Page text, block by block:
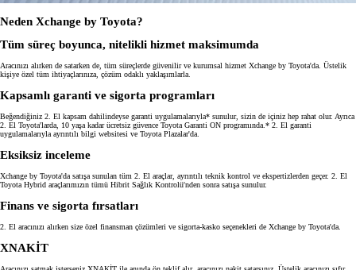
Neden Xchange by Toyota?
Tüm süreç boyunca, nitelikli hizmet maksimumda
Aracınızı alırken de satarken de, tüm süreçlerde güvenilir ve kurumsal hizmet Xchange by Toyota'da. Üstelik
kişiye özel tüm ihtiyaçlarınıza, çözüm odaklı yaklaşımlarla.
Kapsamlı garanti ve sigorta programları
Beğendiğiniz 2. El kapsam dahilindeyse garanti uygulamalarıyla* sunulur, sizin de içiniz hep rahat olur. Ayrıca
2. El Toyota'larda, 10 yaşa kadar ücretsiz güvence Toyota Garanti ON programında.* 2. El garanti
uygulamalarıyla ayrıntılı bilgi websitesi ve Toyota Plazalar'da.
Eksiksiz inceleme
Xchange by Toyota'da satışa sunulan tüm 2. El araçlar, ayrıntılı teknik kontrol ve ekspertizlerden geçer. 2. El
Toyota Hybrid araçlarımızın tümü Hibrit Sağlık Kontrolü'nden sonra satışa sunulur.
Finans ve sigorta fırsatları
2. El aracınızı alırken size özel finansman çözümleri ve sigorta-kasko seçenekleri de Xchange by Toyota'da.
XNAKİT